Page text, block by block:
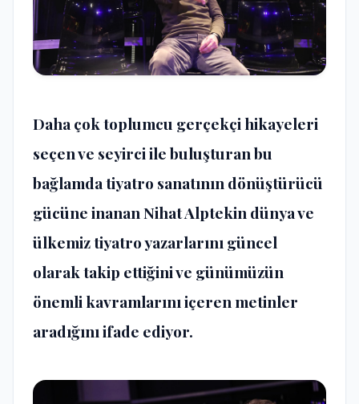
Daha çok toplumcu gerçekçi hikayeleri
seçen ve seyirci ile buluşturan bu
bağlamda tiyatro sanatının dönüştürücü
gücüne inananNihat Alptekin dünya ve
ülkemiz tiyatro yazarlarını güncel
olarak takip ettiğini ve günümüzün
önemli kavramlarını içeren metinler
aradığını ifade ediyor.